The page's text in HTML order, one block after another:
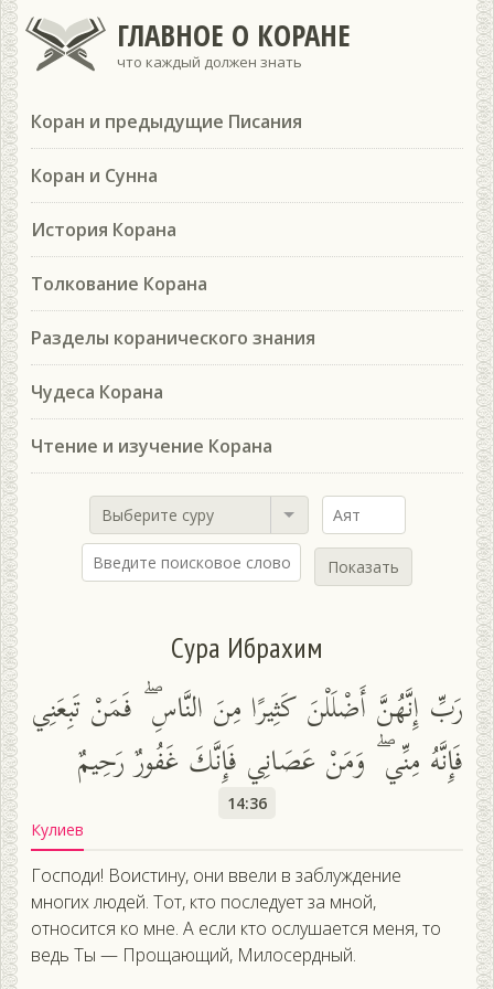
ГЛАВНОЕ О КОРАНЕ
что каждый должен знать
Коран и предыдущие Писания
Коран и Сунна
История Корана
Толкование Корана
Разделы коранического знания
Чудеса Корана
Чтение и изучение Корана
Выберите суру
Показать
Сура Ибрахим
رَبِّ إِنَّهُنَّ أَضْلَلْنَ كَثِيرًا مِنَ النَّاسِ ۖ فَمَنْ تَبِعَنِي
فَإِنَّهُ مِنِّي ۖ وَمَنْ عَصَانِي فَإِنَّكَ غَفُورٌ رَحِيمٌ
14:36
Кулиев
Господи! Воистину, они ввели в заблуждение
многих людей. Тот, кто последует за мной,
относится ко мне. А если кто ослушается меня, то
ведь Ты — Прощающий, Милосердный.